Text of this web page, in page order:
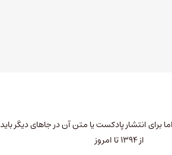
انتشار پادکست یا متن آن در جاهای دیگر باید
از ۱۳۹۴ تا امروز